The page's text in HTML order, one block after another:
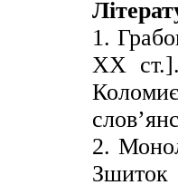
1.
ХХ
2.
Зшиток